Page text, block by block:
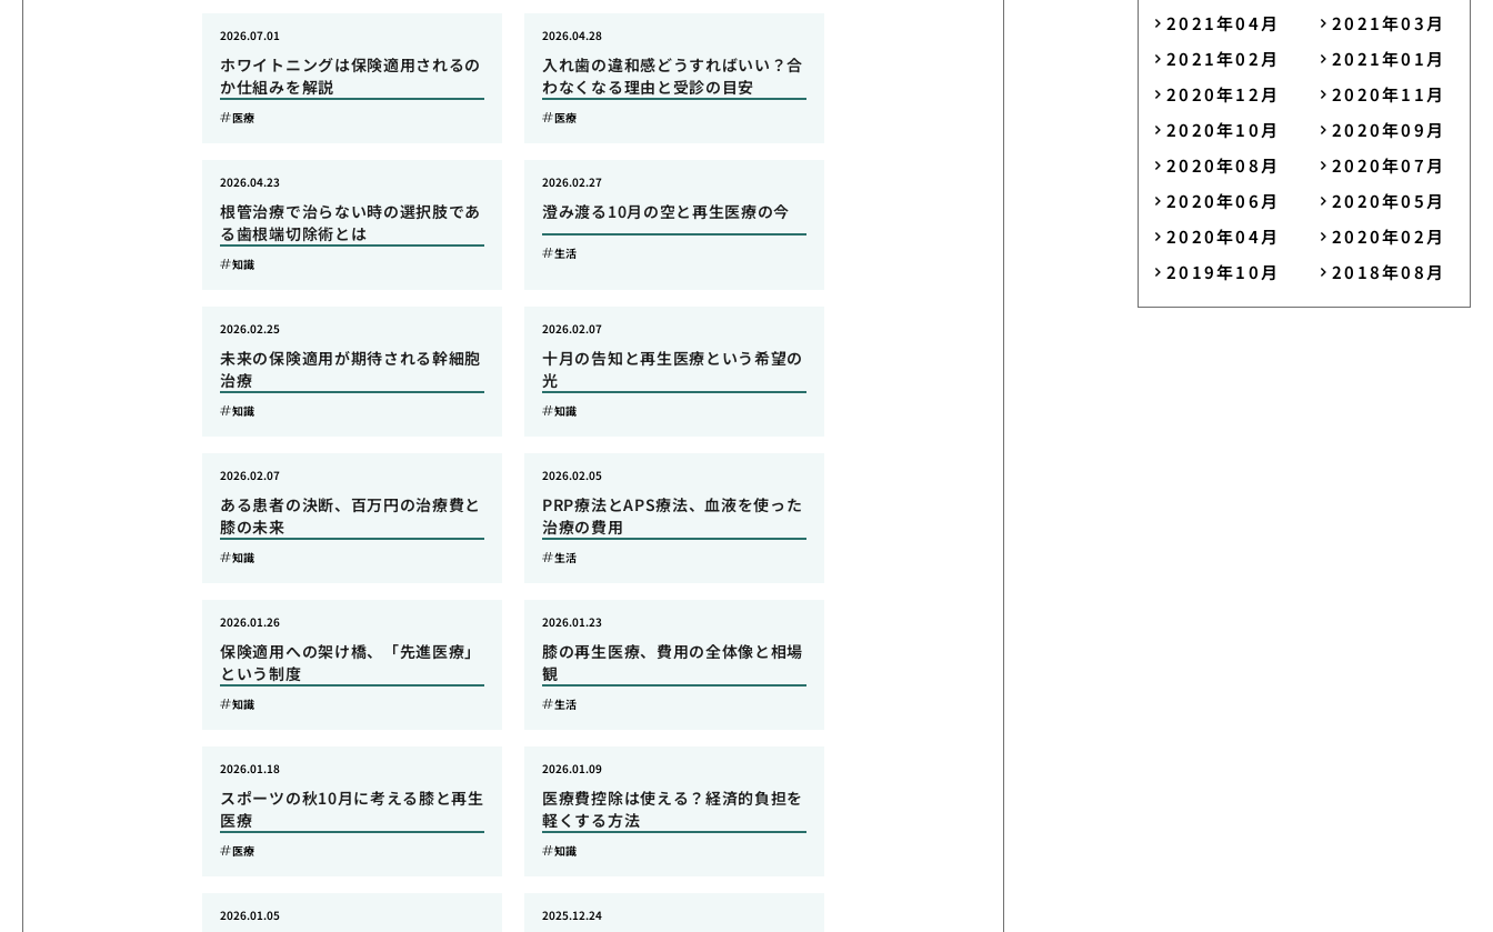
ホワイトニングは保険適用されるの
か仕組みを解説
2026.07.01
医療
入れ歯の違和感どうすればいい？合
わなくなる理由と受診の目安
2026.04.28
医療
根管治療で治らない時の選択肢であ
る歯根端切除術とは
2026.04.23
知識
澄み渡る10月の空と再生医療の今
2026.02.27
生活
未来の保険適用が期待される幹細胞
治療
2026.02.25
知識
十月の告知と再生医療という希望の
光
2026.02.07
知識
ある患者の決断、百万円の治療費と
膝の未来
2026.02.07
知識
PRP療法とAPS療法、血液を使った
治療の費用
2026.02.05
生活
保険適用への架け橋、「先進医療」
という制度
2026.01.26
知識
膝の再生医療、費用の全体像と相場
観
2026.01.23
生活
スポーツの秋10月に考える膝と再生
医療
2026.01.18
医療
医療費控除は使える？経済的負担を
軽くする方法
2026.01.09
知識
2026.01.05 2025.12.24
2021年04月
2021年03月
2021年02月
2021年01月
2020年12月
2020年11月
2020年10月
2020年09月
2020年08月
2020年07月
2020年06月
2020年05月
2020年04月
2020年02月
2019年10月
2018年08月